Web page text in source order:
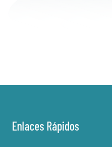
Enlaces Rápidos